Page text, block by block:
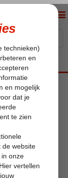
Dan
Corendon biedt
Zo kun
Ontbijt in een
Ontdek snel ons